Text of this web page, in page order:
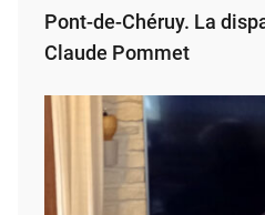
Pont-de-Chéruy. La
Claude Pommet